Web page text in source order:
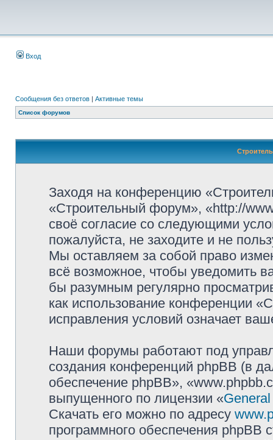
Вход
Сообщения без ответов | Активные темы
Список форумов
Заходя на конференцию
«Строительный форум», «http://
своё согласие со следующими
пожалуйста, не заходите и не
Мы оставляем за собой право
всё возможное, чтобы уведомить
бы разумным регулярно
как использование конференции
исправления условий означает
Наши форумы работают под
создания конференций phpBB (в
обеспечение phpBB»,
выпущенного по лицензии «
Скачать его можно по адресу
программного обеспечения phpBB